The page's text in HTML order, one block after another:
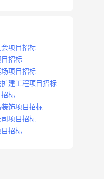
会项目招标
目招标
场项目招标
扩建工程项目招标
招标
装饰项目招标
司项目招标
招标